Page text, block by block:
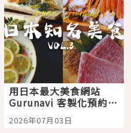
用日本最大美食網站
Gurunavi 客製化預約九
大都市餐廳，打造專屬
美食體驗！
2026年07月03日